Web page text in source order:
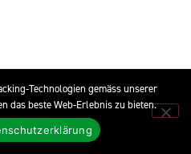
Technologien gemäss unserer
das beste Web-Erlebnis zu bieten.